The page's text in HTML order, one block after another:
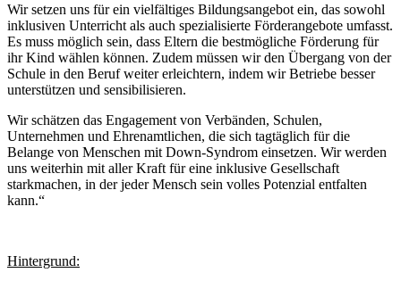
Wir setzen uns für ein vielfältiges Bildungsangebot ein, das sowohl
inklusiven Unterricht als auch spezialisierte Förderangebote umfasst.
Es muss möglich sein, dass Eltern die bestmögliche Förderung für
ihr Kind wählen können. Zudem müssen wir den Übergang von der
Schule in den Beruf weiter erleichtern, indem wir Betriebe besser
unterstützen und sensibilisieren.
Wir schätzen das Engagement von Verbänden, Schulen,
Unternehmen und Ehrenamtlichen, die sich tagtäglich für die
Belange von Menschen mit Down-Syndrom einsetzen. Wir werden
uns weiterhin mit aller Kraft für eine inklusive Gesellschaft
starkmachen, in der jeder Mensch sein volles Potenzial entfalten
kann.“
Hintergrund: